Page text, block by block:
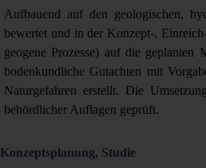
Aufbauend auf den geologischen,
bewertet und in der Konzept-,
geogene Prozesse) auf die
bodenkundliche Gutachten mit
Naturgefahren erstellt. Die
behördlicher Auflagen geprüft.
Konzeptsplanung, Studie